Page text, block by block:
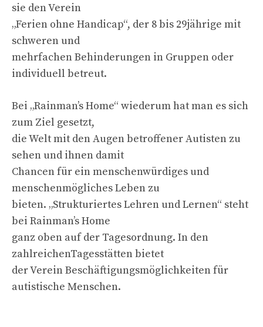
sie den Verein
„Ferien ohne Handicap“, der 8 bis 29jährige mit
schweren und
mehrfachen Behinderungen in Gruppen oder
individuell betreut.
Bei „Rainman’s Home“ wiederum hat man es sich
zum Ziel gesetzt,
die Welt mit den Augen betroffener Autisten zu
sehen und ihnen damit
Chancen für ein menschenwürdiges und
menschenmögliches Leben zu
bieten. „Strukturiertes Lehren und Lernen“ steht
bei Rainman’s Home
ganz oben auf der Tagesordnung. In den
zahlreichenTagesstätten bietet
der Verein Beschäftigungsmöglichkeiten für
autistische Menschen.